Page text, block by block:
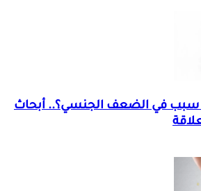
سبب في الضعف الجنسي؟.. أبحاث